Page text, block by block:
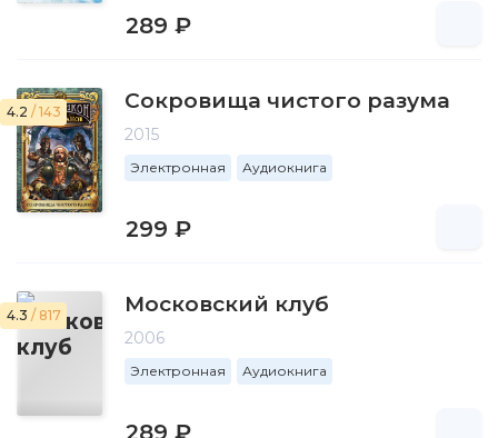
289 ₽
4.2 / 143 Сокровища чистого разума
2015
Электронная Аудиокнига
299 ₽
4.3 / 817 Московский клуб
2006
Электронная Аудиокнига